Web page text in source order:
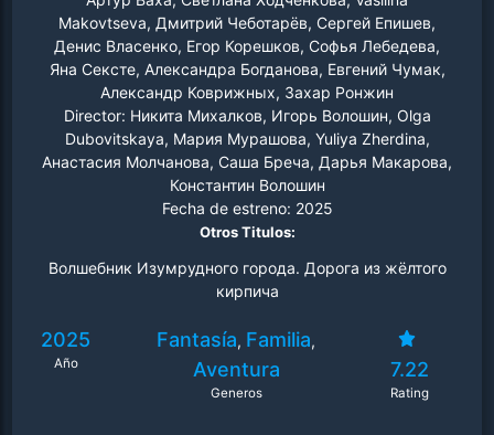
Hojalata y el León Cobarde emprenderán el camino de
baldosas amarillas hacia la Ciudad Esmeralda en busca
del Mago que les concederá sus preciados deseos.
Makovtseva, Дмитрий Чеботарёв, Сергей Епишев,
Денис Власенко, Егор Корешков, Софья Лебедева,
Яна Сексте, Александра Богданова, Евгений Чумак,
Александр Коврижных, Захар Ронжин
Director: Никита Михалков, Игорь Волошин, Olga
Dubovitskaya, Мария Мурашова, Yuliya Zherdina,
Анастасия Молчанова, Саша Бреча, Дарья Макарова,
Константин Волошин
Fecha de estreno: 2025
Otros Titulos:
Волшебник Изумрудного города. Дорога из жёлтого
кирпича
2025
Año
Fantasía, Familia,
Aventura
Generos
7.22
Rating